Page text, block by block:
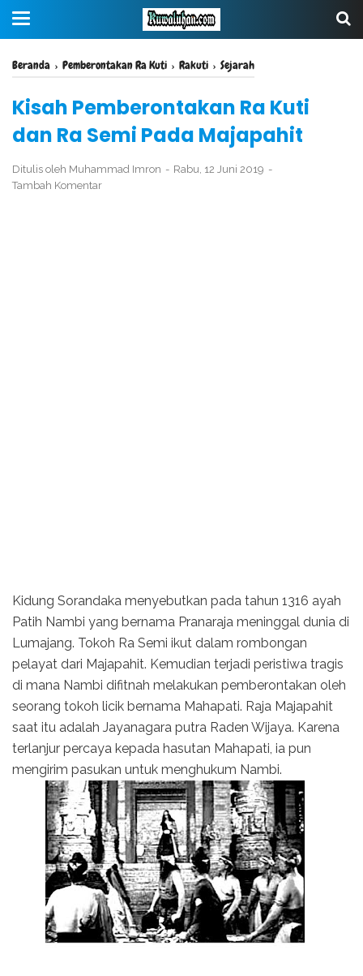
Beranda › Pemberontakan Ra Kuti › Rakuti › Sejarah
Kisah Pemberontakan Ra Kuti
dan Ra Semi Pada Majapahit
Ditulis oleh Muhammad Imron
Rabu, 12 Juni 2019
Tambah Komentar
Kidung Sorandaka menyebutkan pada tahun 1316 ayah
Patih Nambi yang bernama Pranaraja meninggal dunia di
Lumajang. Tokoh Ra Semi ikut dalam rombongan
pelayat dari Majapahit. Kemudian terjadi peristiwa tragis
di mana Nambi difitnah melakukan pemberontakan oleh
seorang tokoh licik bernama Mahapati. Raja Majapahit
saat itu adalah Jayanagara putra Raden Wijaya. Karena
terlanjur percaya kepada hasutan Mahapati, ia pun
mengirim pasukan untuk menghukum Nambi.